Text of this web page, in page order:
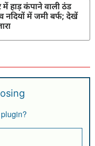
हाड़ कंपाने वाली ठंड
नदियों में जमी बर्फ; देखें